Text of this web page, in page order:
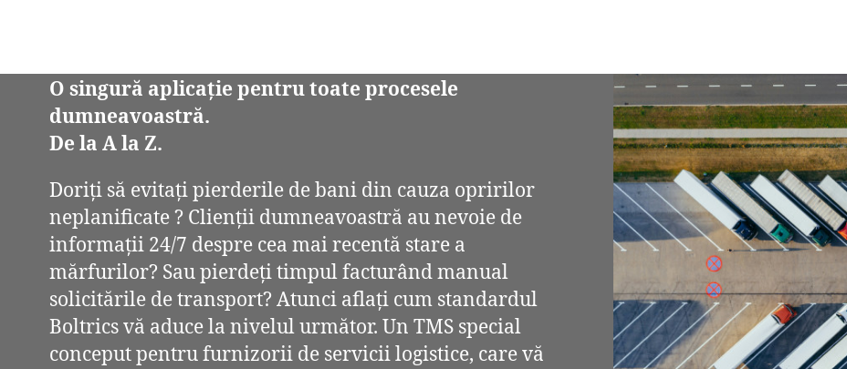
O singură aplicație pentru toate procesele
dumneavoastră.
De la A la Z.
Doriți să evitați pierderile de bani din cauza opririlor
neplanificate ? Clienții dumneavoastră au nevoie de
informații 24/7 despre cea mai recentă stare a
mărfurilor? Sau pierdeți timpul facturând manual
solicitările de transport? Atunci aflați cum standardul
Boltrics vă aduce la nivelul următor. Un TMS special
conceput pentru furnizorii de servicii logistice, care vă